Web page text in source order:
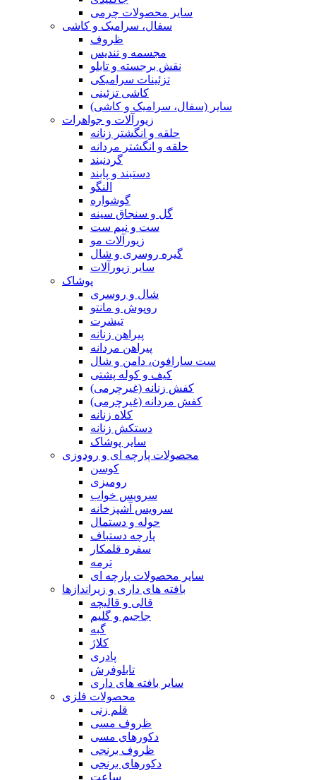
سایر محصولات چرمی
سفال، سرامیک و کاشی
ظروف
مجسمه و تندیس
نقش برجسته و تابلو
تزئینات سرامیکی
کاشی تزئینی
سایر (سفال، سرامیک و کاشی)
زیورآلات و جواهرات
حلقه و انگشتر زنانه
حلقه و انگشتر مردانه
گردنبند
دستبند و پابند
النگو
گوشواره
گل و سنجاق سینه
ست و نیم ست
زیورآلات مو
گیره روسری و شال
سایر زیورآلات
پوشاک
شال و روسری
روپوش و مانتو
تیشرت
پیراهن زنانه
پیراهن مردانه
ست سارافون، دامن و شال
کیف و کوله پشتی
کفش زنانه (غیرچرمی)
کفش مردانه (غیرچرمی)
کلاه زنانه
دستکش زنانه
سایر پوشاک
محصولات پارچه ای و رودوزی
کوسن
رومیزی
سرویس خواب
سرویس آشپزخانه
حوله و دستمال
پارچه دستباف
سفره قلمکار
ترمه
سایر محصولات پارچه ای
بافته های داری و زیراندازها
قالی و قالیچه
جاجیم و گلیم
گبه
کلاژ
پادری
تابلوفرش
سایر بافته های داری
محصولات فلزی
قلم زنی
ظروف مسی
دکورهای مسی
ظروف برنجی
دکورهای برنجی
ساعت